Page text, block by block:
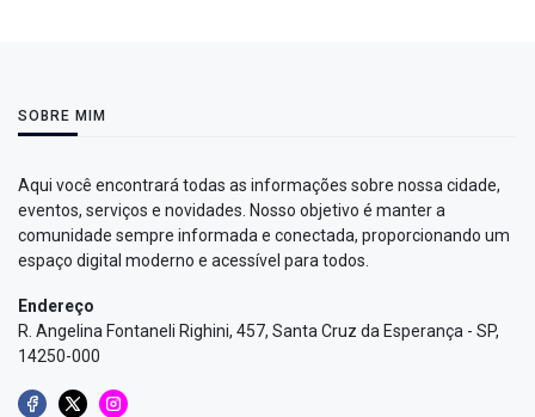
SOBRE MIM
Aqui você encontrará todas as informações sobre nossa cidade,
eventos, serviços e novidades. Nosso objetivo é manter a
comunidade sempre informada e conectada, proporcionando um
espaço digital moderno e acessível para todos.
Endereço
R. Angelina Fontaneli Righini, 457, Santa Cruz da Esperança - SP,
14250-000